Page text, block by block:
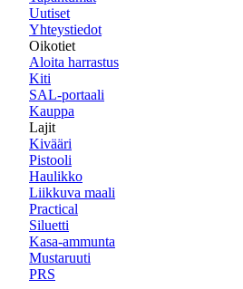
Uutiset
Yhteystiedot
Oikotiet
Aloita harrastus
Kiti
SAL-portaali
Kauppa
Lajit
Kivääri
Pistooli
Haulikko
Liikkuva maali
Practical
Siluetti
Kasa-ammunta
Mustaruuti
PRS